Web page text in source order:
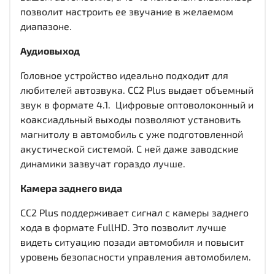
позволит настроить ее звучание в желаемом
диапазоне.
Аудиовыход
Головное устройство идеально подходит для
любителей автозвука. CC2 Plus выдает объемный
звук в формате 4.1. Цифровые оптоволоконный и
коаксиадльный выходы позволяют установить
магнитолу в автомобиль с уже подготовленной
акустической системой. С ней даже заводские
динамики зазвучат гораздо лучше.
Камера заднего вида
CC2 Plus поддерживает сигнал с камеры заднего
хода в формате FullHD. Это позволит лучше
видеть ситуацию позади автомобиля и повысит
уровень безопасности управления автомобилем.